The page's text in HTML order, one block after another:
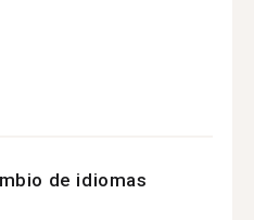
de idiomas